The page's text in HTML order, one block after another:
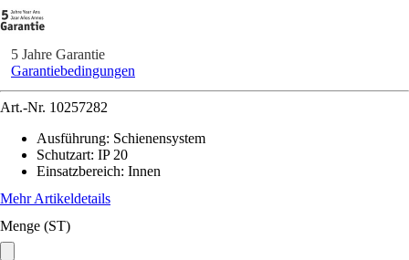
5 Jahre Garantie
Garantiebedingungen
Art.-Nr. 10257282
Ausführung: Schienensystem
Schutzart: IP 20
Einsatzbereich: Innen
Mehr Artikeldetails
Menge (ST)